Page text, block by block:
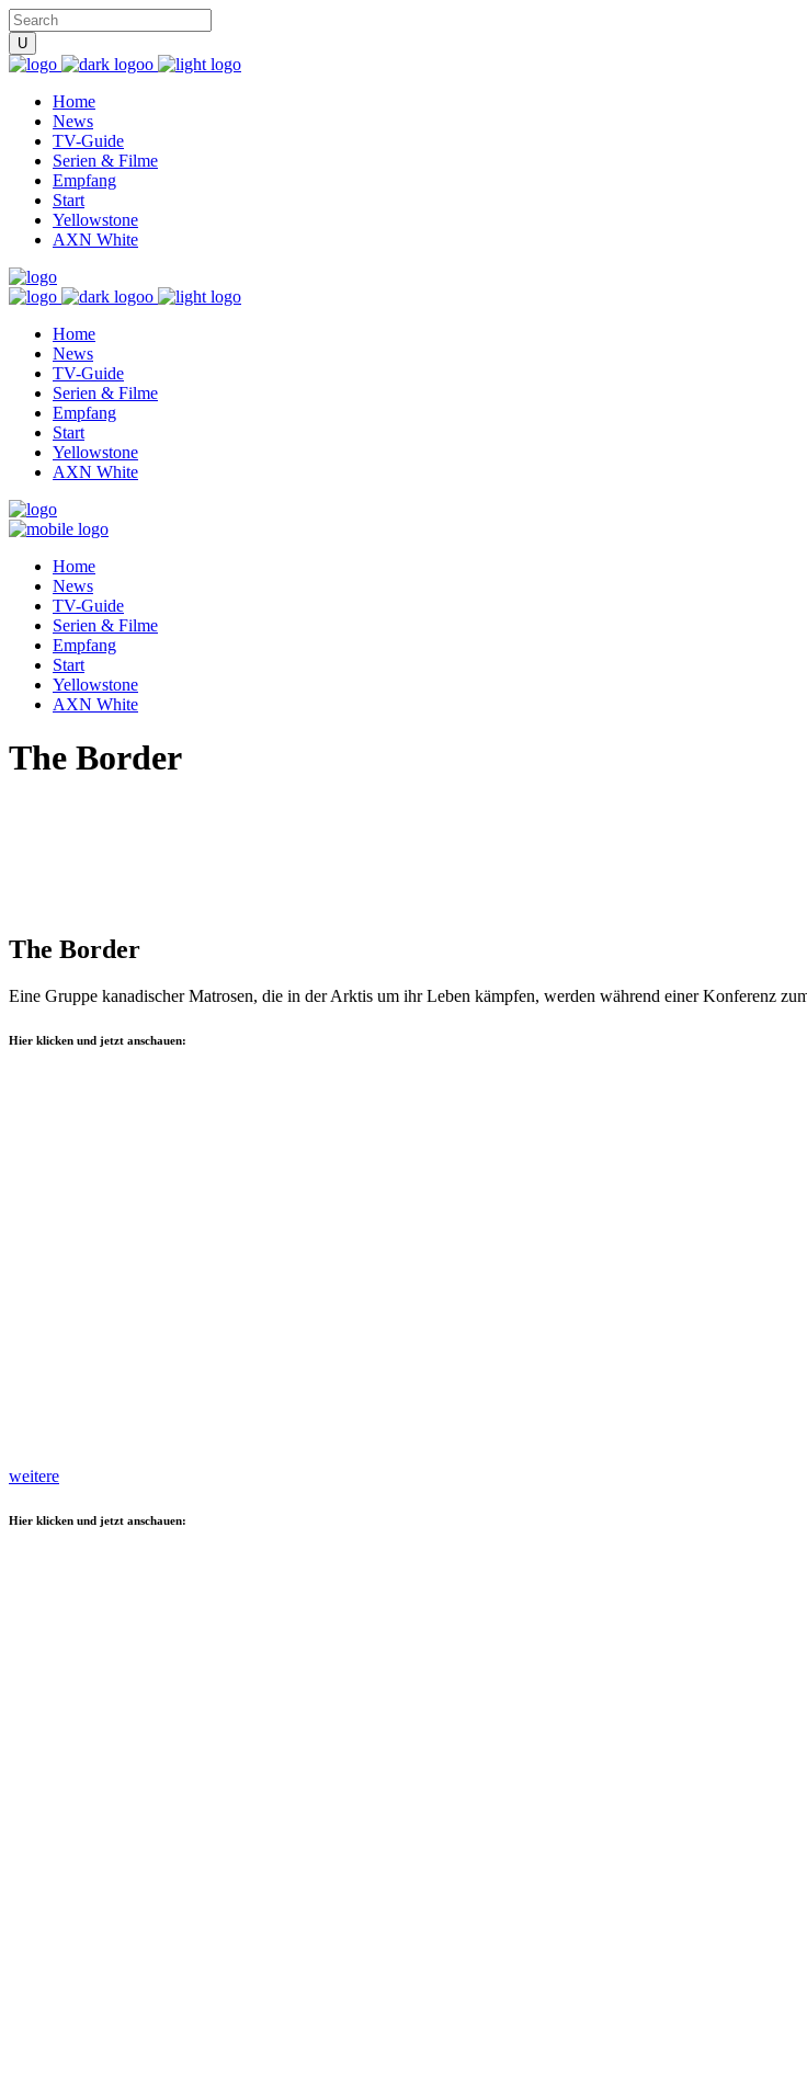
Home
News
TV-Guide
Serien & Filme
Empfang
Start
Yellowstone
AXN White
Home
News
TV-Guide
Serien & Filme
Empfang
Start
Yellowstone
AXN White
Home
News
TV-Guide
Serien & Filme
Empfang
Start
Yellowstone
AXN White
The Border
The Border
Eine Gruppe kanadischer Matrosen, die in der Arktis um ihr Leben kämpfen, werden während einer Konferenz
Hier klicken und jetzt anschauen:
weitere
Hier klicken und jetzt anschauen: